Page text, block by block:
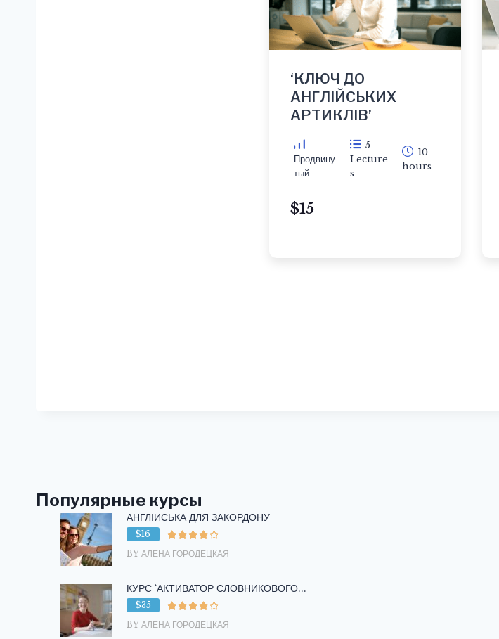
‘КЛЮЧ ДО
АНГЛІЙСЬКИХ
АРТИКЛІВ’
Продвину
тый
5
Lecture
s
10
hours
$15
Популярные курсы
АНГЛІЙСЬКА ДЛЯ ЗАКОРДОНУ
$16
BY АЛЕНА ГОРОДЕЦКАЯ
КУРС ‘АКТИВАТОР СЛОВНИКОВОГО...
$35
BY АЛЕНА ГОРОДЕЦКАЯ